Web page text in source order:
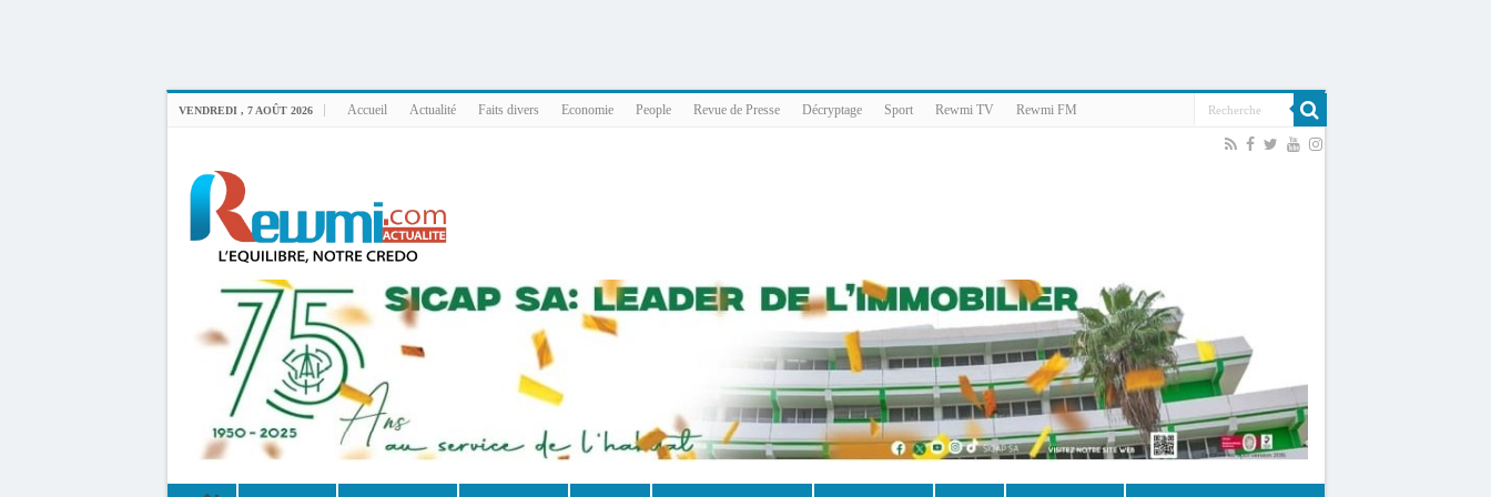
VENDREDI , 7 AOÛT 2026 Accueil Actualité Faits divers Economie People Revue de Presse Décryptage Sport Rewmi TV Rewmi FM